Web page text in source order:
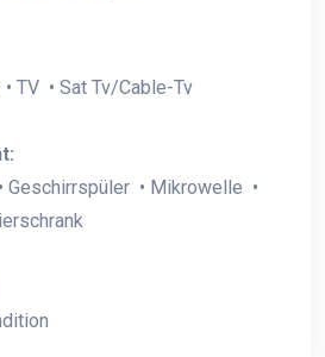
TV • Sat Tv/Cable-Tv
Geschirrspüler • Mikrowelle •